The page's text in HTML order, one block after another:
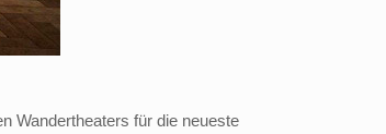
Wandertheaters für die neueste